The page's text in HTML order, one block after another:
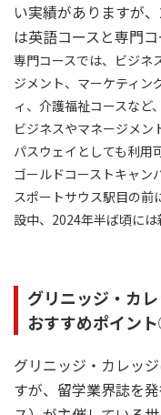
い実績がありますが
は英語コースと専門
専門コースでは、ビジネ
ジメント、マーケティン
ィ、介護福祉コースなど
ビジネスやマネージメン
パスウェイとしても利用
ゴールドコーストキャン
スポートサウス駅目の前
設中、2024年半ば頃には
グリニッジ・カ
おすすめポイン
グリニッジ・カレッ
すが、留学業界誌を